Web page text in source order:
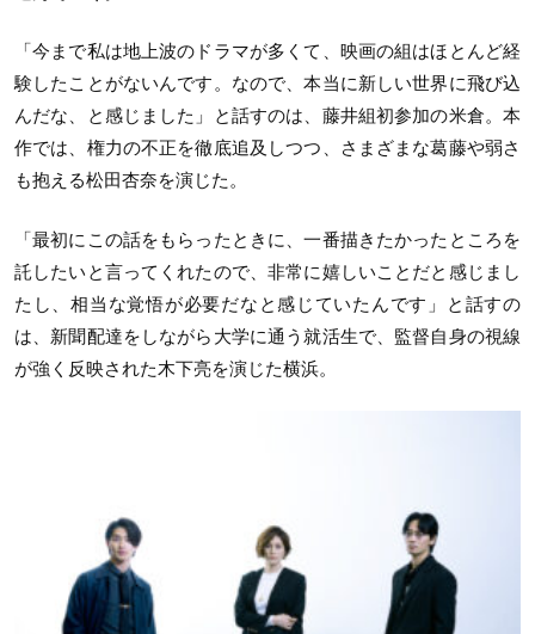
「今まで私は地上波のドラマが多くて、映画の組はほとんど経
験したことがないんです。なので、本当に新しい世界に飛び込
んだな、と感じました」と話すのは、藤井組初参加の米倉。本
作では、権力の不正を徹底追及しつつ、さまざまな葛藤や弱さ
も抱える松田杏奈を演じた。
「最初にこの話をもらったときに、一番描きたかったところを
託したいと言ってくれたので、非常に嬉しいことだと感じまし
たし、相当な覚悟が必要だなと感じていたんです」と話すの
は、新聞配達をしながら大学に通う就活生で、監督自身の視線
が強く反映された木下亮を演じた横浜。